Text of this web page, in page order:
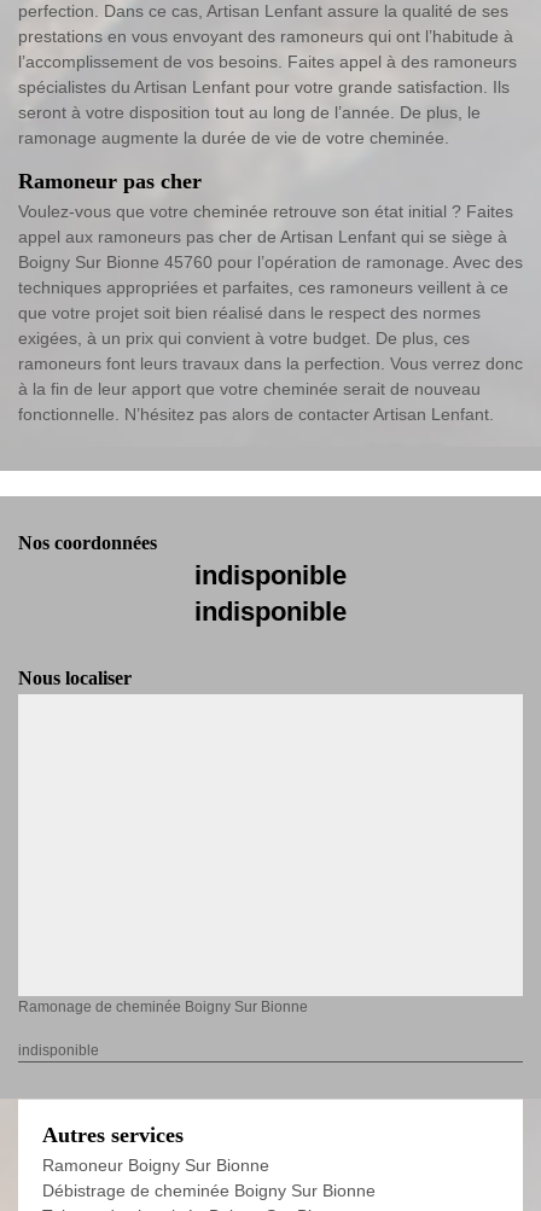
perfection. Dans ce cas, Artisan Lenfant assure la qualité de ses
prestations en vous envoyant des ramoneurs qui ont l’habitude à
l’accomplissement de vos besoins. Faites appel à des ramoneurs
spécialistes du Artisan Lenfant pour votre grande satisfaction. Ils
seront à votre disposition tout au long de l’année. De plus, le
ramonage augmente la durée de vie de votre cheminée.
Ramoneur pas cher
Voulez-vous que votre cheminée retrouve son état initial ? Faites
appel aux ramoneurs pas cher de Artisan Lenfant qui se siège à
Boigny Sur Bionne 45760 pour l’opération de ramonage. Avec des
techniques appropriées et parfaites, ces ramoneurs veillent à ce
que votre projet soit bien réalisé dans le respect des normes
exigées, à un prix qui convient à votre budget. De plus, ces
ramoneurs font leurs travaux dans la perfection. Vous verrez donc
à la fin de leur apport que votre cheminée serait de nouveau
fonctionnelle. N’hésitez pas alors de contacter Artisan Lenfant.
Nos coordonnées
indisponible
indisponible
Nous localiser
Ramonage de cheminée Boigny Sur Bionne
indisponible
Autres services
Ramoneur Boigny Sur Bionne
Débistrage de cheminée Boigny Sur Bionne